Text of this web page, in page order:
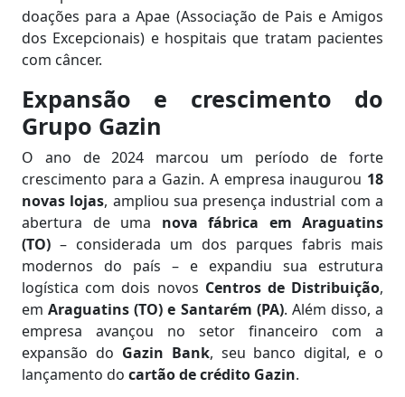
doações para a Apae (Associação de Pais e Amigos
dos Excepcionais) e hospitais que tratam pacientes
com câncer.
Expansão e crescimento do
Grupo Gazin
O ano de 2024 marcou um período de forte
crescimento para a Gazin. A empresa inaugurou 18
novas lojas, ampliou sua presença industrial com a
abertura de uma nova fábrica em Araguatins
(TO) – considerada um dos parques fabris mais
modernos do país – e expandiu sua estrutura
logística com dois novos Centros de Distribuição,
emAraguatins (TO) e Santarém (PA). Além disso, a
empresa avançou no setor financeiro com a
expansão do Gazin Bank, seu banco digital, e o
lançamento do cartão de crédito Gazin.